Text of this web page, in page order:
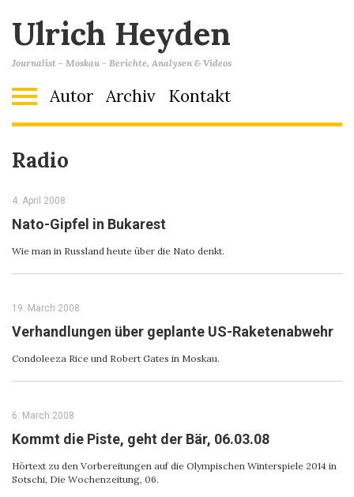
Ulrich Heyden
Journalist - Moskau - Berichte, Analysen & Videos
Autor Archiv Kontakt
Radio
4. April 2008
Nato-Gipfel in Bukarest
Wie man in Russland heute über die Nato denkt.
19. March 2008
Verhandlungen über geplante US-Raketenabwehr
Condoleeza Rice und Robert Gates in Moskau.
6. March 2008
Kommt die Piste, geht der Bär, 06.03.08
Hörtext zu den Vorbereitungen auf die Olympischen Winterspiele 2014 in
Sotschi, Die Wochenzeitung, 06.